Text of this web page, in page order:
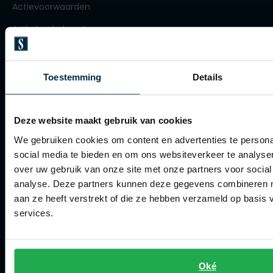
Toestemming Details
Deze website maakt gebruik van cookies
We gebruiken cookies om content en advertenties te
social media te bieden en om ons websiteverkeer te
over uw gebruik van onze site met onze partners voor
analyse. Deze partners kunnen deze gegevens combineren
aan ze heeft verstrekt of die ze hebben verzameld op basis
services.
Oké
Olymp
Portofino
Profuomo
R2
Rehab
Replay
Actievoorwaarden
Artikelonderhoud
Winkel
Contact winkel
Contact webshop
Spierings Herenmode
Over Spierings
Collecties herenkleding